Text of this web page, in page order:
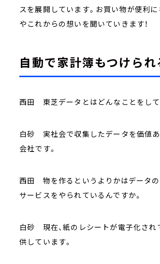
スを展開しています。お買い物が便利
やこれからの想いを聞いていきます！
自動で家計簿もつけられ
西田 東芝データとはどんなことをして
白砂 実社会で収集したデータを価値
会社です。
西田 物を作るというよりかはデータ
サービスをやられているんですか。
白砂 現在、紙のレシートが電子化され
供しています。